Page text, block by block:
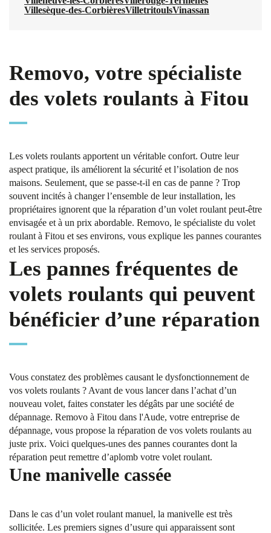
Villesèque-des-CorbièresVilletritoulsVinassan
Removo, votre spécialiste
des volets roulants à Fitou
Les volets roulants apportent un véritable confort. Outre leur
aspect pratique, ils améliorent la sécurité et l’isolation de nos
maisons. Seulement, que se passe-t-il en cas de panne ? Trop
souvent incités à changer l’ensemble de leur installation, les
propriétaires ignorent que la réparation d’un volet roulant peut-être
envisagée et à un prix abordable. Removo, le spécialiste du volet
roulant à Fitou et ses environs, vous explique les pannes courantes
et les services proposés.
Les pannes fréquentes de
volets roulants qui peuvent
bénéficier d’une réparation
Vous constatez des problèmes causant le dysfonctionnement de
vos volets roulants ? Avant de vous lancer dans l’achat d’un
nouveau volet, faites constater les dégâts par une société de
dépannage. Removo à Fitou dans l'Aude, votre entreprise de
dépannage, vous propose la réparation de vos volets roulants au
juste prix. Voici quelques-unes des pannes courantes dont la
réparation peut remettre d’aplomb votre volet roulant.
Une manivelle cassée
Dans le cas d’un volet roulant manuel, la manivelle est très
sollicitée. Les premiers signes d’usure qui apparaissent sont